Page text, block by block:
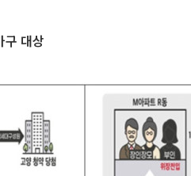
구 대상